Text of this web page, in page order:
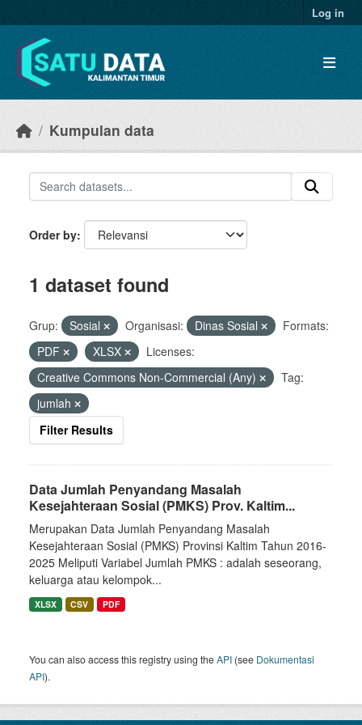
Log in
Kumpulan data
Order by
1 dataset found
Grup: Sosial Organisasi: Dinas Sosial
Formats:
PDF
XLSX
Licenses:
Creative Commons Non-Commercial (Any)
Tag:
jumlah
Filter Results
Data Jumlah Penyandang Masalah
Kesejahteraan Sosial (PMKS) Prov. Kaltim...
Merupakan Data Jumlah Penyandang Masalah
Kesejahteraan Sosial (PMKS) Provinsi Kaltim Tahun 2016-
2025 Meliputi Variabel Jumlah PMKS : adalah seseorang,
keluarga atau kelompok...
XLSX CSV PDF
You can also access this registry using theAPI (see Dokumentasi
API).